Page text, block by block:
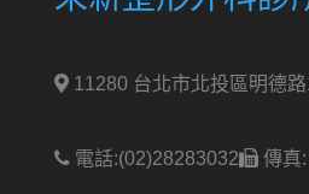
11280 台北市北投區明德
電話:(02)28283032 傳真: